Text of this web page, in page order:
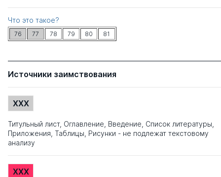
Что это такое?
76 77 78 79 80 81
Источники заимствования
XXX
Титульный лист, Оглавление, Введение, Список литературы,
Приложения, Таблицы, Рисунки - не подлежат текстовому
анализу
XXX